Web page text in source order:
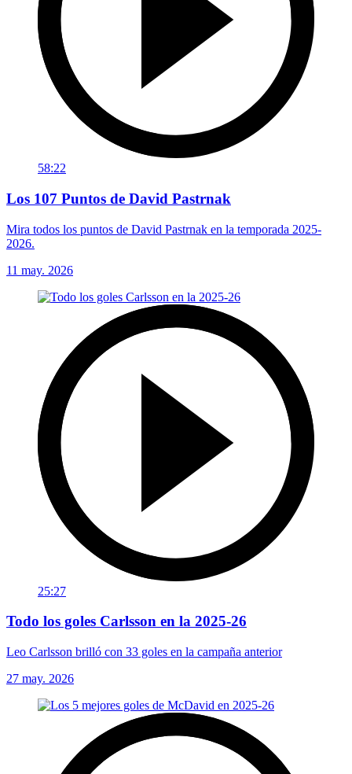
58:22
Los 107 Puntos de David Pastrnak
Mira todos los puntos de David Pastrnak en la temporada 2025-
2026.
11 may. 2026
25:27
Todo los goles Carlsson en la 2025-26
Leo Carlsson brilló con 33 goles en la campaña anterior
27 may. 2026